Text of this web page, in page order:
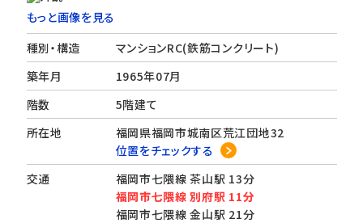
もっと画像を見る
種別・構造
マンションRC(鉄筋コンクリート)
築年月
1965年07月
階数
5階建て
所在地
福岡県福岡市城南区荒江団地32
位置をチェックする
交通
福岡市七隈線 茶山駅 13分
福岡市七隈線 別府駅 11分
福岡市七隈線 金山駅 21分